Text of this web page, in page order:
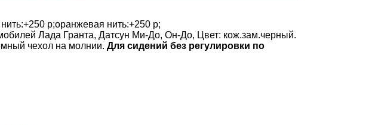
р;оранжевая нить:+250 р;
Лада Гранта, Датсун Ми-До, Он-До, Цвет: кож.зам.черный.
чехол на молнии. Для сидений без регулировки по